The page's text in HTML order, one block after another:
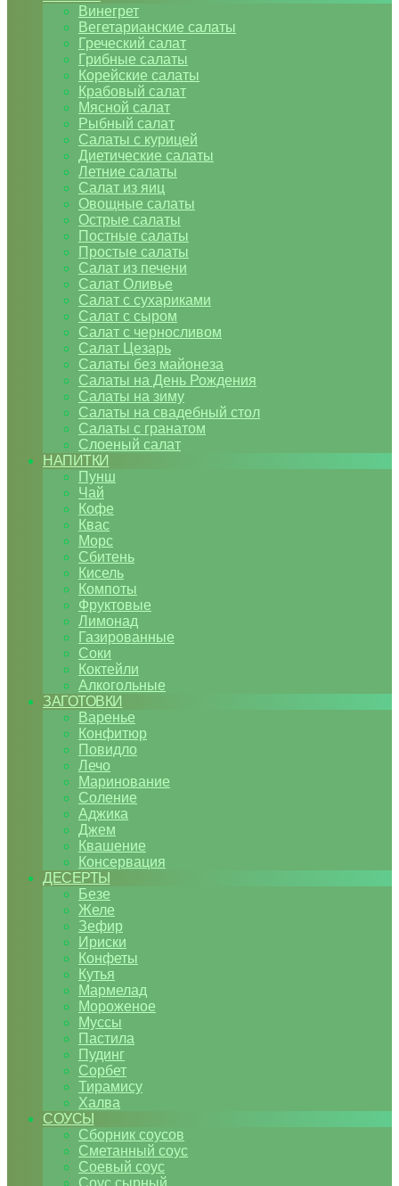
Винегрет
Вегетарианские салаты
Греческий салат
Грибные салаты
Корейские салаты
Крабовый салат
Мясной салат
Рыбный салат
Салаты с курицей
Диетические салаты
Летние салаты
Салат из яиц
Овощные салаты
Острые салаты
Постные салаты
Простые салаты
Салат из печени
Салат Оливье
Салат с сухариками
Салат с сыром
Салат с черносливом
Салат Цезарь
Салаты без майонеза
Салаты на День Рождения
Салаты на зиму
Салаты на свадебный стол
Салаты с гранатом
Слоеный салат
НАПИТКИ
Пунш
Чай
Кофе
Квас
Морс
Сбитень
Кисель
Компоты
Фруктовые
Лимонад
Газированные
Соки
Коктейли
Алкогольные
ЗАГОТОВКИ
Варенье
Конфитюр
Повидло
Лечо
Маринование
Соление
Аджика
Джем
Квашение
Консервация
ДЕСЕРТЫ
Безе
Желе
Зефир
Ириски
Конфеты
Кутья
Мармелад
Мороженое
Муссы
Пастила
Пудинг
Сорбет
Тирамису
Халва
СОУСЫ
Сборник соусов
Сметанный соус
Соевый соус
Соус сырный